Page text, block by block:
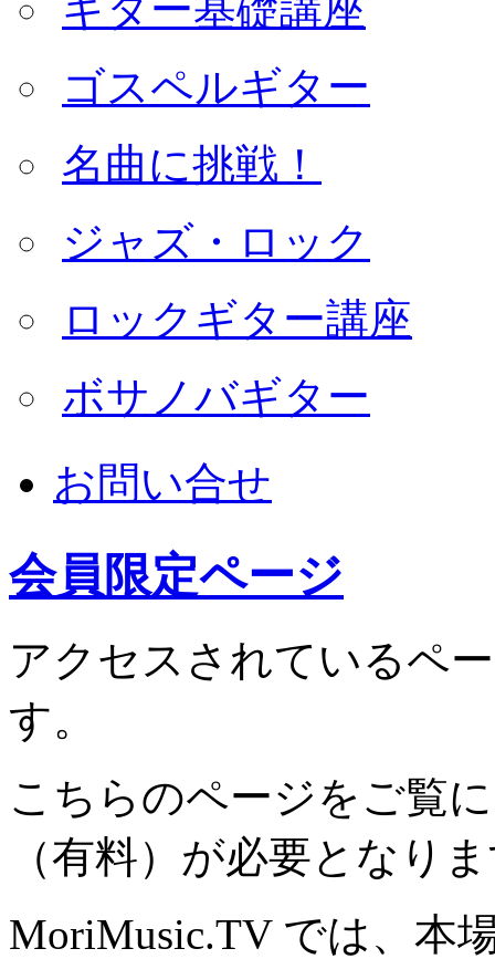
ゴスペルギター
名曲に挑戦！
ジャズ・ロック
ロックギター講座
ボサノバギター
お問い合せ
会員限定ページ
アクセスされているペ
す。
こちらのページをご覧
（有料）が必要となり
MoriMusic.TV では、本